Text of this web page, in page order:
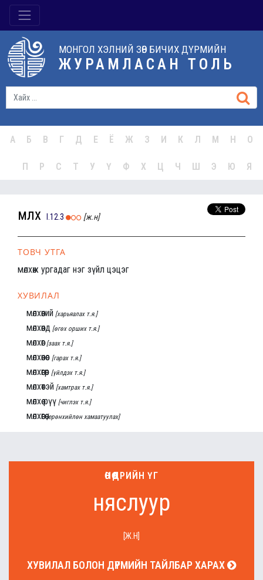
МОНГОЛ ХЭЛНИЙ ЗӨВ БИЧИХ ДҮРМИЙН
ЖУРАМЛАСАН ТОЛЬ
А Б В Г Д Е Ё Ж З И К Л М Н О
П Р С Т У Ү Ф Х Ц Ч Ш Э Ю Я
мөлхөө I.12.3 [ж.н]
ТОВЧ УТГА
мөлхөж ургадаг нэг зүйл цэцэг
ХУВИЛАЛ
мөлхөөний [харьяалах т.я.]
мөлхөөнд [өгөх орших т.я.]
мөлхөөг [заах т.я.]
мөлхөөнөөс [гарах т.я.]
мөлхөөгөөр [үйлдэх т.я.]
мөлхөөтэй [хамтрах т.я.]
мөлхөө рүү [чиглэх т.я.]
мөлхөөгөө [ерөнхийлөн хамаатуулах]
ӨНӨӨДРИЙН ҮГ
няслуур
[Ж.Н]
ХУВИЛАЛ БОЛОН ДҮРМИЙН ТАЙЛБАР ХАРАХ